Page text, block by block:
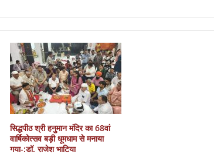
सिद्धपीठ श्री हनुमान मंदिर का 68वां
वार्षिकोत्सव बड़ी धूमधाम से मनाया
गया-:डॉ. राजेश भाटिया